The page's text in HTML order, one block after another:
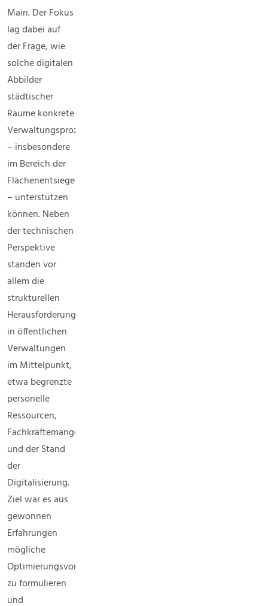
Main. Der Fokus
lag dabei auf
der Frage, wie
solche digitalen
Abbilder
städtischer
Räume konkrete
Verwaltungsprozesse
– insbesondere
im Bereich der
Flächenentsiegelung
– unterstützen
können. Neben
der technischen
Perspektive
standen vor
allem die
strukturellen
Herausforderungen
in öffentlichen
Verwaltungen
im Mittelpunkt,
etwa begrenzte
personelle
Ressourcen,
Fachkräftemangel
und der Stand
der
Digitalisierung.
Ziel war es aus
gewonnen
Erfahrungen
mögliche
Optimierungsvorschläge
zu formulieren
und